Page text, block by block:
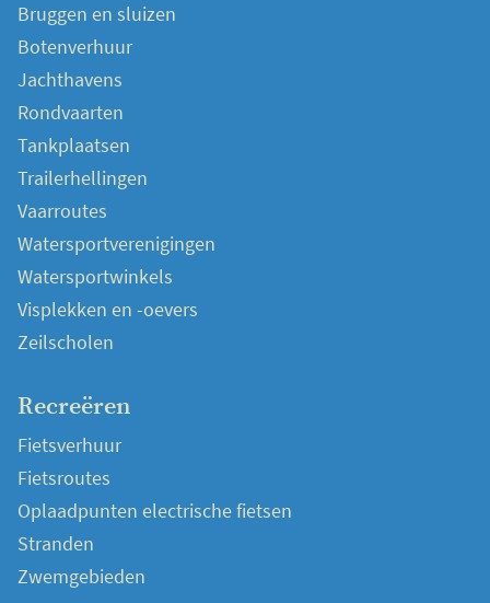
Bruggen en sluizen
Botenverhuur
Jachthavens
Rondvaarten
Tankplaatsen
Trailerhellingen
Vaarroutes
Watersportverenigingen
Watersportwinkels
Visplekken en -oevers
Zeilscholen
Recreëren
Fietsverhuur
Fietsroutes
Oplaadpunten electrische fietsen
Stranden
Zwemgebieden